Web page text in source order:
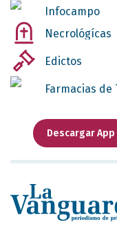
Infocampo
Necrológícas
Edictos
Farmacias de
Descargar App